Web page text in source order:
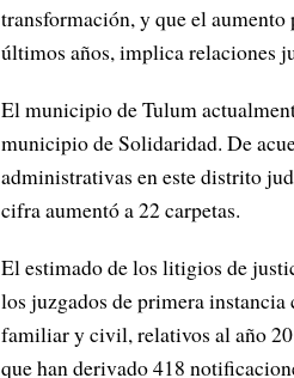
transformación, y que el
últimos años, implica relaciones
El municipio de Tulum
municipio de Solidaridad. De
administrativas en este distrito
cifra aumentó a 22 carpetas.
El estimado de los litigios de
los juzgados de primera instancia
familiar y civil, relativos al año
que han derivado 418